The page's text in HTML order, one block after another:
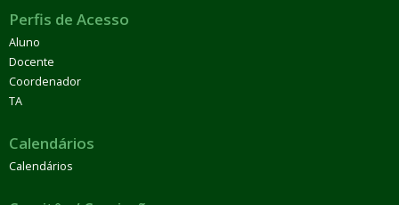
Perfis de Acesso
Aluno
Docente
Coordenador
TA
Calendários
Calendários